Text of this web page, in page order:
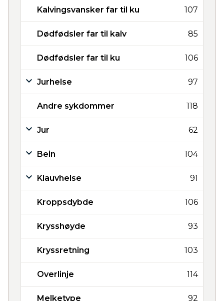
Kalvingsvansker far til ku 107
Dødfødsler far til kalv 85
Dødfødsler far til ku 106
Jurhelse 97
Andre sykdommer 118
Jur 62
Bein 104
Klauvhelse 91
Kroppsdybde 106
Krysshøyde 93
Kryssretning 103
Overlinje 114
Melketype 92